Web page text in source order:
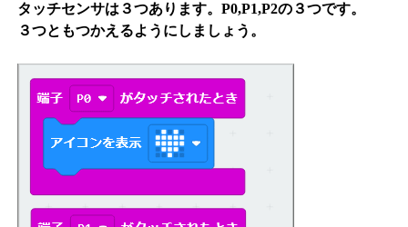
タッチセンサは３つあります。P0,P1,P2の３つです。
３つともつかえるようにしましょう。